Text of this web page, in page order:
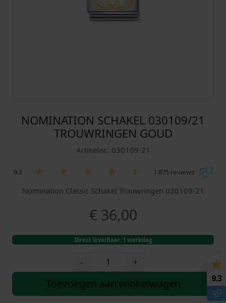
NOMINATION SCHAKEL 030109/21
TROUWRINGEN GOUD
Artikelnr.: 030109-21
9.3 1.875 reviews
Nomination Classic Schakel Trouwringen 030109-21
€36,00
Direct leverbaar, 1 werkdag
-
m
+
Toevoegen aan winkelwagen 9.3